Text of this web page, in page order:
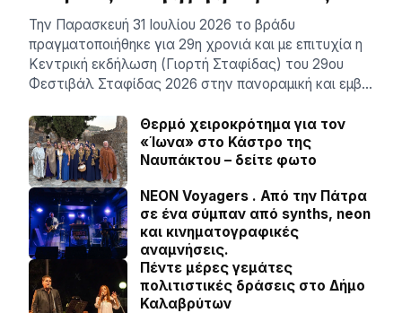
Την Παρασκευή 31 Ιουλίου 2026 το βράδυ
πραγματοποιήθηκε για 29η χρονιά και με επιτυχία η
Κεντρική εκδήλωση (Γιορτή Σταφίδας) του 29ου
Φεστιβάλ Σταφίδας 2026 στην πανοραμική και εμβ…
Θερμό χειροκρότημα για τον
«Ίωνα» στο Κάστρο της
Ναυπάκτου – δείτε φωτο
NEON Voyagers . Από την Πάτρα
σε ένα σύμπαν από synths, neon
και κινηματογραφικές
αναμνήσεις.
Πέντε μέρες γεμάτες
πολιτιστικές δράσεις στο Δήμο
Καλαβρύτων